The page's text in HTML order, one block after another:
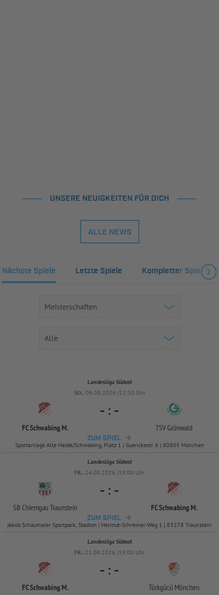
UNSERE NEUIGKEITEN FÜR DICH
ALLE NEWS
Nächste Spiele Letzte Spiele Kompletter Spielplan
Landesliga Südost
SO.. 09.08.2026 /12:30 Uhr
FC Schwabing M.
- : -
TSV Grünwald
ZUM SPIEL
Sportanlage Alte Haide/Schwabing, Platz 1 | Guerickestr. 6 | 80805 München
Landesliga Südost
FR.. 14.08.2026 /19:00 Uhr
SB Chiemgau Traunstein
- : -
FC Schwabing M.
ZUM SPIEL
Jakob Schaumaier Sportpark, Stadion | Helmut-Schreiner-Weg 1 | 83278 Traunstein
Landesliga Südost
FR.. 21.08.2026 /19:00 Uhr
FC Schwabing M.
- : -
Türkgücü München